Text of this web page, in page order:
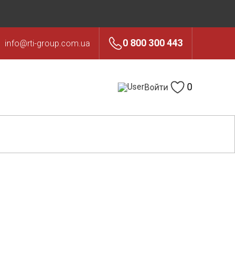
info@rti-group.com.ua 0 800 300 443
Войти 0